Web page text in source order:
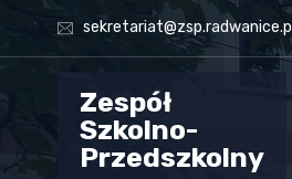
sekretariat@zsp.radwanice.pl
Zespół
Szkolno-
Przedszkolny